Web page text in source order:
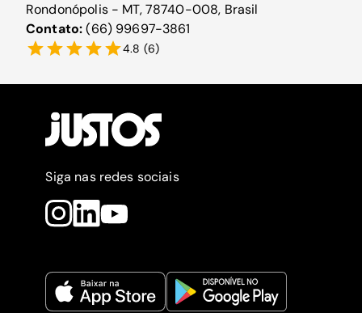
Rondonópolis - MT, 78740-008, Brasil
Contato:(66) 99697-3861
4.8 (6)
Siga nas redes sociais